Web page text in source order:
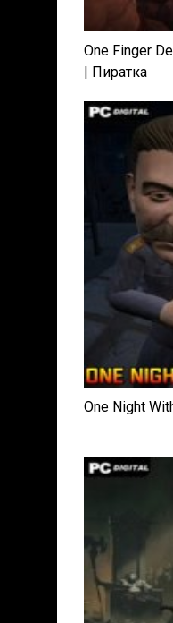
One Finger
| Пиратка
One Night